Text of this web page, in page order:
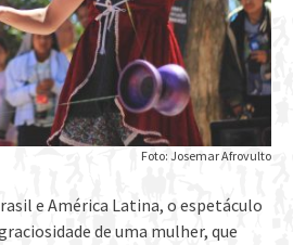
Foto: Josemar Afrovulto
e América Latina, o espetáculo
de uma mulher, que